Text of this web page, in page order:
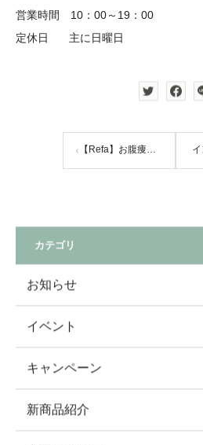
営業時間 10：00～19：00
定休日 主に日曜日
【Refa】お腹痩せドリンクのご紹介♪
カテゴリ
お知らせ
イベント
キャンペーン
新商品紹介